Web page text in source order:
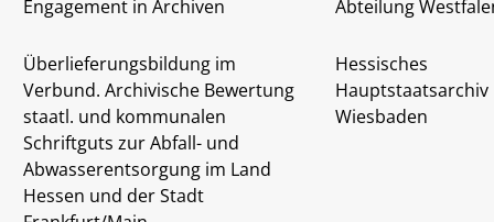
Engagement in Archiven Abteilung
Überlieferungsbildung im
Verbund. Archivische Bewertung
staatl. und kommunalen
Schriftguts zur Abfall- und
Abwasserentsorgung im Land
Hessen und der Stadt
Hessisches
Hauptstaatsarchiv
Wiesbaden